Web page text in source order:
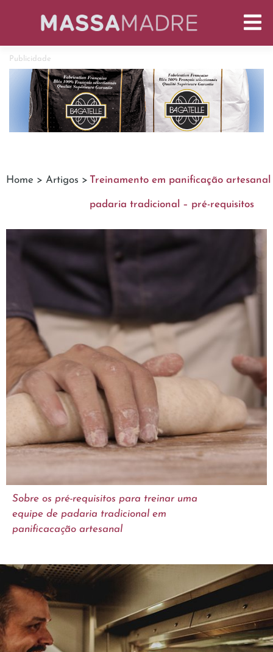
Publicidade
Home > Artigos > Treinamento em panificação
padaria tradicional – pré-requisitos
Sobre os pré-requisitos para treinar uma
equipe de padaria tradicional em
panificacação artesanal